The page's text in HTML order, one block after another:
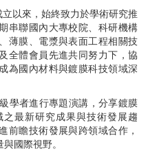
以來，始終致力於學術研究推
串聯國內大專校院、科研機構
薄膜、電漿與表面工程相關技
全體會員先進共同努力下，協
為國內材料與鍍膜科技領域深
者進行專題演講，分享鍍膜
最新研究成果與技術發展趨
前瞻技術發展與跨領域合作，
國際視野。